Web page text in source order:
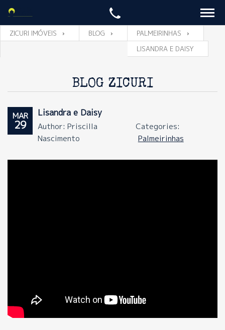
ZICURI IMÓVEIS BLOG
PALMEIRINHAS
LISANDRA E DAISY
BLOG ZICURI
MAR
29
Lisandra e Daisy
Author: Priscilla
Nascimento
Categories:
Palmeirinhas